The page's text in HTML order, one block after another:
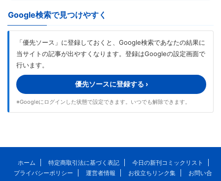
Google検索で見つけやすく
「優先ソース」に登録しておくと、Google検索であなたの結果に
当サイトの記事が出やすくなります。登録はGoogleの設定画面で
行います。
優先ソースに登録する ›
※Googleにログインした状態で設定できます。いつでも解除できます。
ホーム 特定商取引法に基づく表記
今日の新刊コミックリスト
プライバシーポリシー
運営者情報 お役立ちリンク集
お問い合